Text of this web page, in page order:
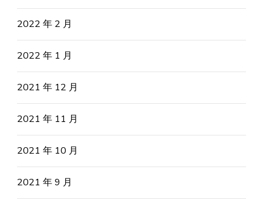
2022 年 2 月
2022 年 1 月
2021 年 12 月
2021 年 11 月
2021 年 10 月
2021 年 9 月